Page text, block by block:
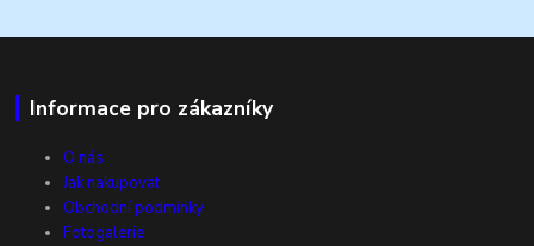
Informace pro zákazníky
O nás
Jak nakupovat
Obchodní podmínky
Fotogalerie